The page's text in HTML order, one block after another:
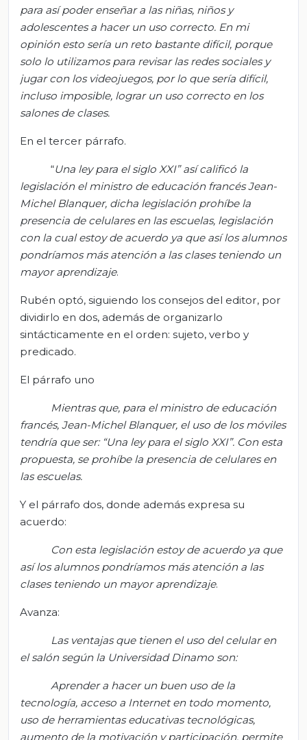
para así poder enseñar a las niñas, niños y
adolescentes a hacer un uso correcto. En mi
opinión esto sería un reto bastante difícil, porque
solo lo utilizamos para revisar las redes sociales y
jugar con los videojuegos, por lo que sería difícil,
incluso imposible, lograr un uso correcto en los
salones de clases.
En el tercer párrafo.
“Una ley para el siglo XXI” así calificó la
legislación el ministro de educación francés Jean-
Michel Blanquer, dicha legislación prohíbe la
presencia de celulares en las escuelas, legislación
con la cual estoy de acuerdo ya que así los alumnos
pondríamos más atención a las clases teniendo un
mayor aprendizaje.
Rubén optó, siguiendo los consejos del editor, por
dividirlo en dos, además de organizarlo
sintácticamente en el orden: sujeto, verbo y
predicado.
El párrafo uno
Mientras que, para el ministro de educación
francés, Jean-Michel Blanquer, el uso de los móviles
tendría que ser: “Una ley para el siglo XXI”. Con esta
propuesta, se prohíbe la presencia de celulares en
las escuelas.
Y el párrafo dos, donde además expresa su
acuerdo:
Con esta legislación estoy de acuerdo ya que
así los alumnos pondríamos más atención a las
clases teniendo un mayor aprendizaje.
Avanza:
Las ventajas que tienen el uso del celular en
el salón según la Universidad Dinamo son:
Aprender a hacer un buen uso de la
tecnología, acceso a Internet en todo momento,
uso de herramientas educativas tecnológicas,
aumento de la motivación y participación, permite